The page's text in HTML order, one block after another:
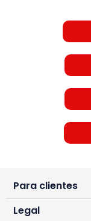
Para clientes
Legal